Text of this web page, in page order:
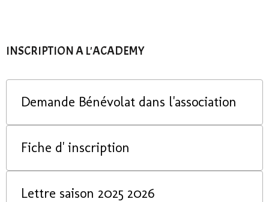
INSCRIPTION A L'ACADEMY
Demande Bénévolat dans l'association
Fiche d' inscription
Lettre saison 2025 2026